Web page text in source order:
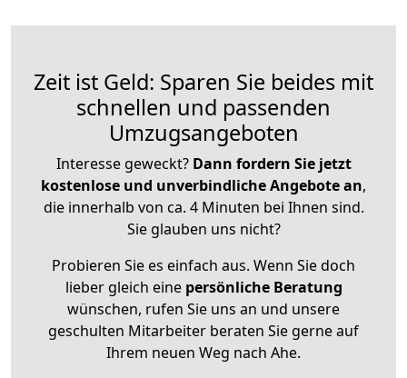
Zeit ist Geld: Sparen Sie beides mit
schnellen und passenden
Umzugsangeboten
Interesse geweckt? Dann fordern Sie jetzt
kostenlose und unverbindliche Angebote an,
die innerhalb von ca. 4 Minuten bei Ihnen sind.
Sie glauben uns nicht?
Probieren Sie es einfach aus. Wenn Sie doch
lieber gleich eine persönliche Beratung
wünschen, rufen Sie uns an und unsere
geschulten Mitarbeiter beraten Sie gerne auf
Ihrem neuen Weg nach Ahe.